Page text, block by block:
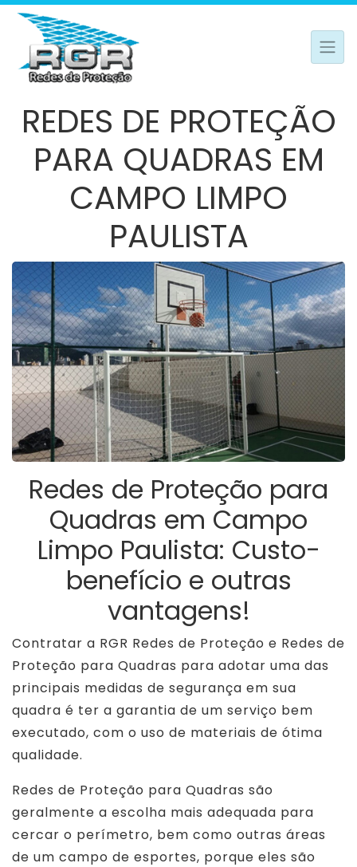
REDES DE PROTEÇÃO
PARA QUADRAS EM
CAMPO LIMPO
PAULISTA
Redes de Proteção para
Quadras em Campo
Limpo Paulista: Custo-
benefício e outras
vantagens!
Contratar a RGR Redes de Proteção e Redes de
Proteção para Quadras para adotar uma das
principais medidas de segurança em sua
quadra é ter a garantia de um serviço bem
executado, com o uso de materiais de ótima
qualidade.
Redes de Proteção para Quadras são
geralmente a escolha mais adequada para
cercar o perímetro, bem como outras áreas
de um campo de esportes, porque eles são